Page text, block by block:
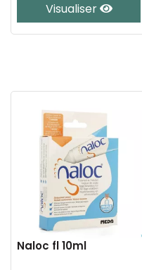
Visualiser
Naloc fl 10ml